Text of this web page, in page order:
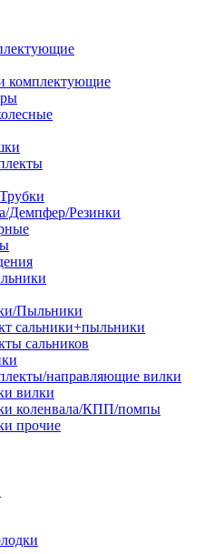
комплектующие
Демпфер/Резинки
Пыльники
сальники+пыльники
сальников
направляющие вилки
вилки
коленвала/КПП/помпы
прочие